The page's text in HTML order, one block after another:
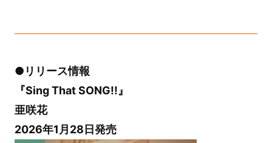
●リリース情報
『Sing That SONG!!』
亜咲花
2026年1月28日発売